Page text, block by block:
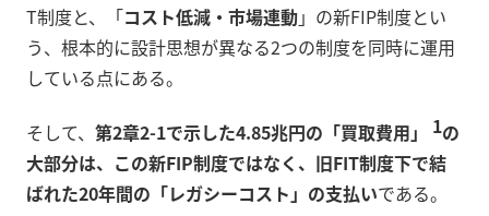
T制度と、「コスト低減・市場連動」の新FIP制度とい
う、根本的に設計思想が異なる2つの制度を同時に運用
している点にある。
そして、 第2章2-1で示した4.85兆円の「買取費用」 1の
大部分は、この新FIP制度ではなく、旧FIT制度下で結
ばれた20年間の「レガシーコスト」の支払いである。